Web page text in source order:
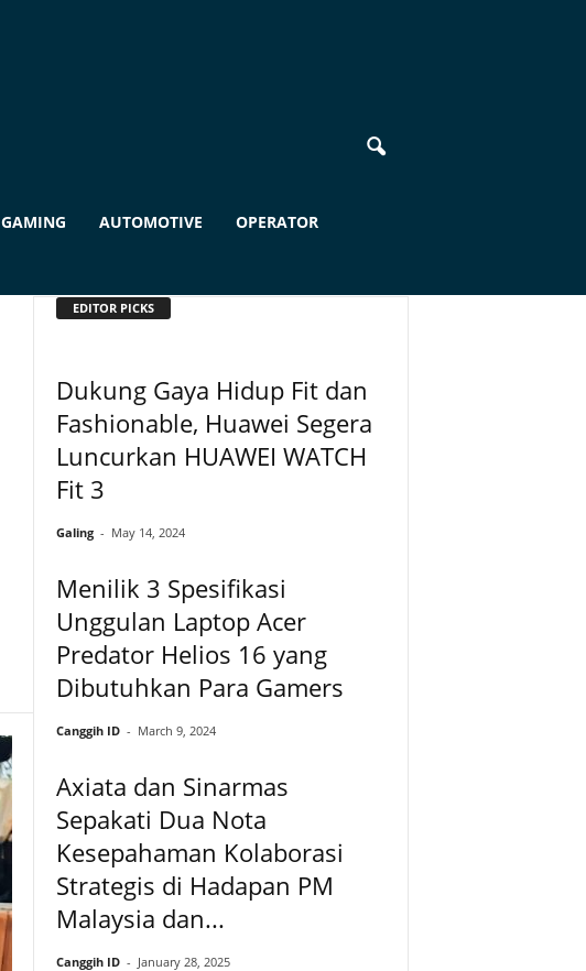
GAMING AUTOMOTIVE OPERATOR
EDITOR PICKS
Dukung Gaya Hidup Fit dan
Fashionable, Huawei Segera
Luncurkan HUAWEI WATCH
Fit 3
Galing - May 14, 2024
Menilik 3 Spesifikasi
Unggulan Laptop Acer
Predator Helios 16 yang
Dibutuhkan Para Gamers
Canggih ID - March 9, 2024
Axiata dan Sinarmas
Sepakati Dua Nota
Kesepahaman Kolaborasi
Strategis di Hadapan PM
Malaysia dan...
Canggih ID - January 28, 2025